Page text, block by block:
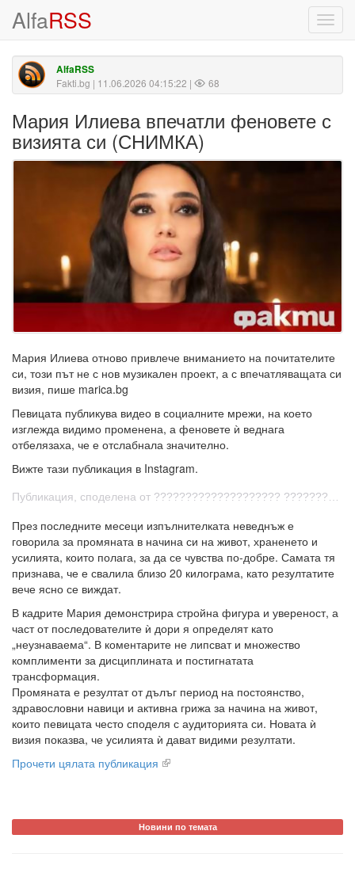
AlfaRSS
AlfaRSS
Fakti.bg | 11.06.2026 04:15:22 | 68
Мария Илиева впечатли феновете с
визията си (СНИМКА)
Мария Илиева отново привлече вниманието на почитателите
си, този път не с нов музикален проект, а с впечатляващата си
визия, пише marica.bg
Певицата публикува видео в социалните мрежи, на което
изглежда видимо променена, а феновете ѝ веднага
отбелязаха, че е отслабнала значително.
Вижте тази публикация в Instagram.
През последните месеци изпълнителката неведнъж е
говорила за промяната в начина си на живот, храненето и
усилията, които полага, за да се чувства по-добре. Самата тя
признава, че е свалила близо 20 килограма, като резултатите
вече ясно се виждат.
В кадрите Мария демонстрира стройна фигура и увереност, а
част от последователите ѝ дори я определят като
„неузнаваема“. В коментарите не липсват и множество
комплименти за дисциплината и постигнатата
трансформация.
Промяната е резултат от дълъг период на постоянство,
здравословни навици и активна грижа за начина на живот,
които певицата често споделя с аудиторията си. Новата ѝ
визия показва, че усилията ѝ дават видими резултати.
Прочети цялата публикация
Новини по темата